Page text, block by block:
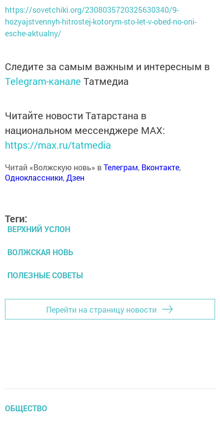
https://sovetchiki.org/2308035720325630340/9-
hozyajstvennyh-hitrostej-kotorym-sto-let-v-obed-no-oni-
esche-aktualny/
Следите за самым важным и интересным в
Telegram-канале Татмедиа
Читайте новости Татарстана в
национальном мессенджере MАХ:
https://max.ru/tatmedia
Читай «Волжскую новь» вТелеграм, Вконтакте,
Одноклассники,Дзен
Теги:
ВЕРХНИЙ УСЛОН
ВОЛЖСКАЯ НОВЬ
ПОЛЕЗНЫЕ СОВЕТЫ
Перейти на страницу новости
ОБЩЕСТВО